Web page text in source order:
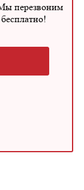
перезвоним